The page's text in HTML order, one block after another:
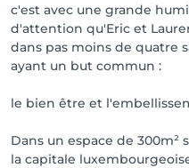
c'est avec une grande
d'attention qu'Eric et
dans pas moins de quatre
ayant un but commun :
le bien être et
Dans un espace de 300m²
la capitale